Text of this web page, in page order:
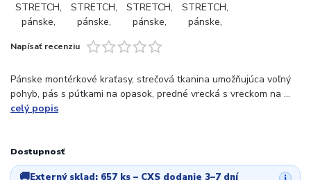
Napísať recenziu
Pánske montérkové kraťasy, strečová tkanina umožňujúca voľný
pohyb, pás s pútkami na opasok, predné vrecká s vreckom na ...
celý popis
Dostupnosť
🚚